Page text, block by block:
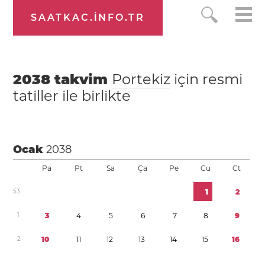
SAATKAC.INFO.TR
2038 takvim Portekiz için resmi
tatiller ile birlikte
Ocak2038
Pa Pt Sa Ça Pe Cu Ct
53 1 2
1 3 4 5 6 7 8 9
2 10 11 12 13 14 15 16